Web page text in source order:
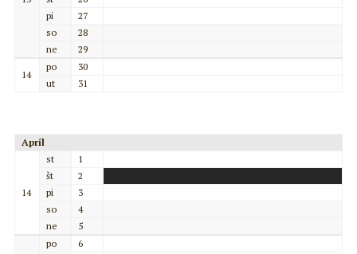
pi
27
so
28
ne
29
14
po
30
ut
31
Apríl
14
st
1
št
2
pi
3
so
4
ne
5
po
6